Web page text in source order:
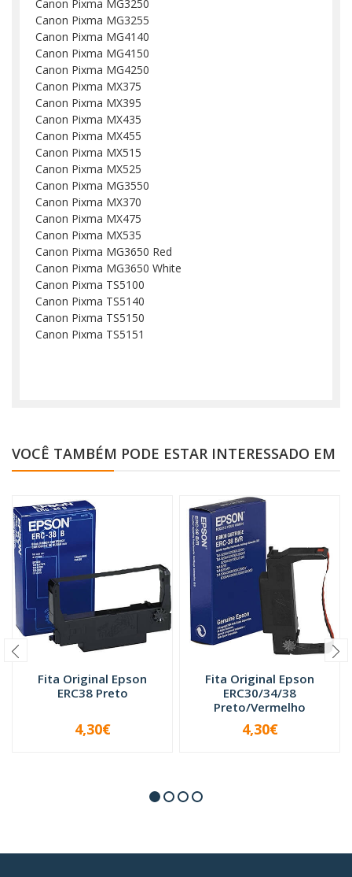
Canon Pixma MG3250
Canon Pixma MG3255
Canon Pixma MG4140
Canon Pixma MG4150
Canon Pixma MG4250
Canon Pixma MX375
Canon Pixma MX395
Canon Pixma MX435
Canon Pixma MX455
Canon Pixma MX515
Canon Pixma MX525
Canon Pixma MG3550
Canon Pixma MX370
Canon Pixma MX475
Canon Pixma MX535
Canon Pixma MG3650 Red
Canon Pixma MG3650 White
Canon Pixma TS5100
Canon Pixma TS5140
Canon Pixma TS5150
Canon Pixma TS5151
VOCÊ TAMBÉM PODE ESTAR INTERESSADO EM
Fita Original Epson
ERC38 Preto
+
4,30€
Fita Original Epson
ERC30/34/38
Preto/Vermelho
+
4,30€